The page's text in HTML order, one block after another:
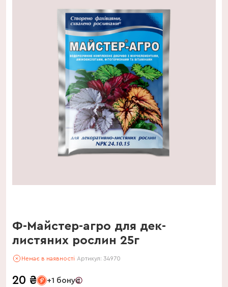
Ф-Майстер-агро для дек-
листяних рослин 25г
Немає в наявності Артикул: 34970
20 ₴ +1 бонус